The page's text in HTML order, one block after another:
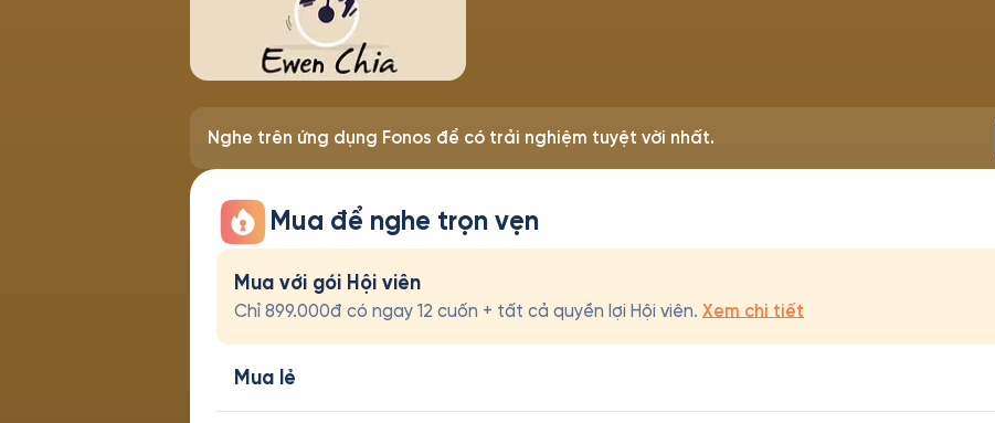
Nghe trên ứng dụng Fonos để có trải nghiệm tuyệt vời nhất.
Mua để nghe trọn vẹn
Mua với gói Hội viên
Chỉ 899.000đ có ngay 12 cuốn + tất cả quyền lợi Hội viên. Xem chi tiết
Mua lẻ